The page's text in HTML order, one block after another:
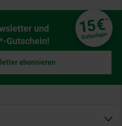
und
Gutschein!
15€**
Gutschein
abonnieren